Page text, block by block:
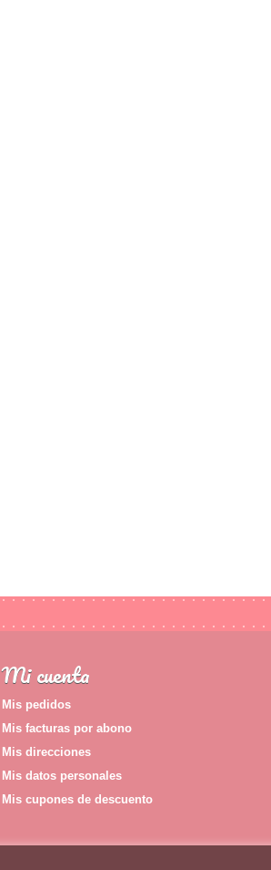
Mi cuenta
Mis pedidos
Mis facturas por abono
Mis direcciones
Mis datos personales
Mis cupones de descuento